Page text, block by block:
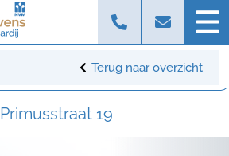
Terug naar overzicht
Primusstraat 19